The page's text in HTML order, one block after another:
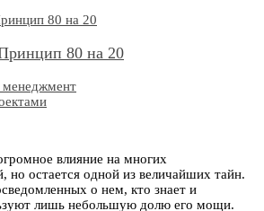
80 на 20
менеджмент
влияние на многих
но остается одной из величайших тайн.
о нем, кто знает и
лишь небольшую долю его мощи.